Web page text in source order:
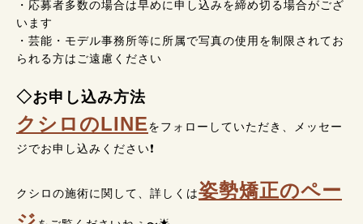
・応募者多数の場合は早めに申し込みを締め切る場合がござ
います
・芸能・モデル事務所等に所属で写真の使用を制限されてお
られる方はご遠慮ください
◇お申し込み方法
クシロのLINEをフォローしていただき、メッセー
ジでお申し込みください❗
クシロの施術に関して、詳しくは姿勢矯正のペー